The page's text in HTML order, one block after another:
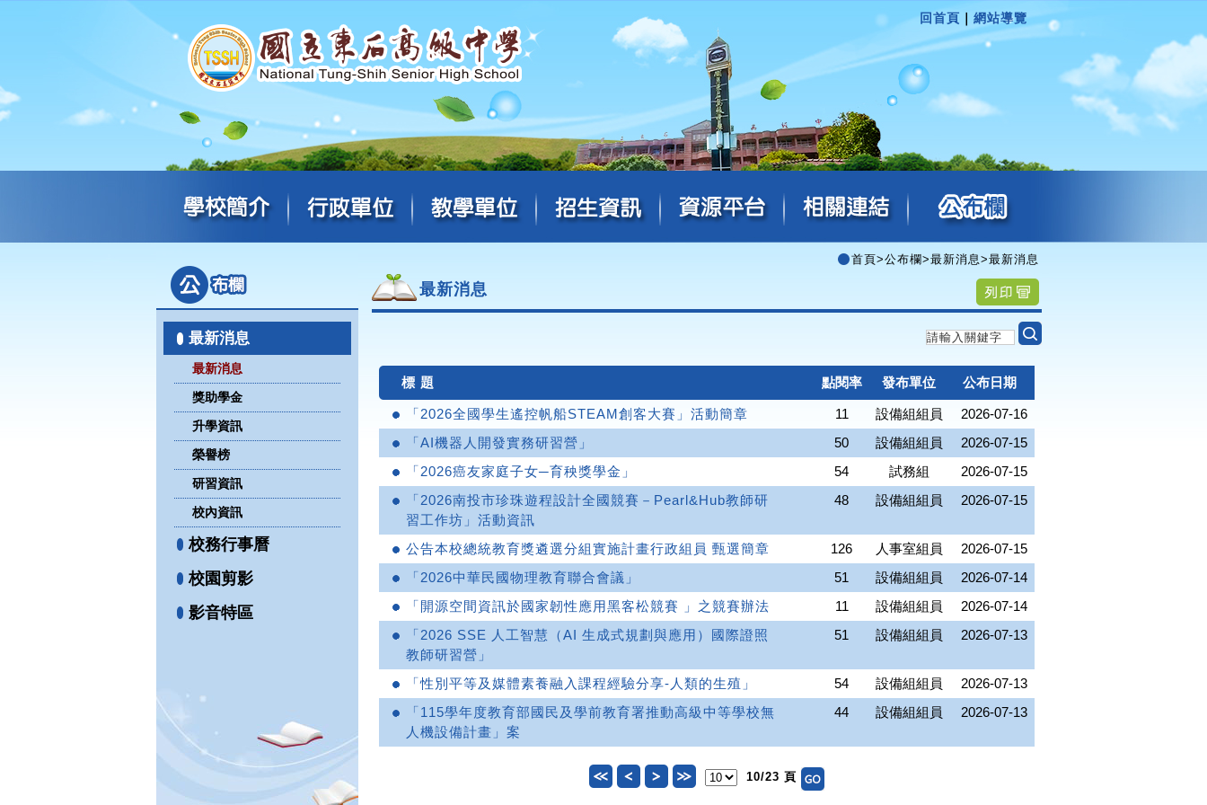
回首頁 網站導覽
最新消息
最新消息
獎助學金
升學資訊
榮譽榜
研習資訊
校內資訊
校務行事曆
校園剪影
影音特區
首頁>公布欄>最新消息>最新消息
最新消息
標 題 公布日期
發布單位
點閱率
「2026全國學生遙控帆船STEAM創客大賽」活動簡章 2026-07-16
設備組組員
11
「AI機器人開發實務研習營」
2026-07-15
設備組組員
50
「2026癌友家庭子女─育秧獎學金」
2026-07-15
試務組
54
「2026南投市珍珠遊程設計全國競賽－Pearl&Hub教師研
習工作坊」活動資訊
2026-07-15
設備組組員
48
公告本校總統教育獎遴選分組實施計畫行政組員 甄選簡章 2026-07-15
人事室組員
126
「2026中華民國物理教育聯合會議」
2026-07-14
設備組組員
51
「開源空間資訊於國家韌性應用黑客松競賽 」之競賽辦法
2026-07-14
設備組組員
11
「2026 SSE 人工智慧（AI 生成式規劃與應用）國際證照
教師研習營」
2026-07-13
設備組組員
51
「性別平等及媒體素養融入課程經驗分享-人類的生殖」 2026-07-13
設備組組員
54
「115學年度教育部國民及學前教育署推動高級中等學校無
人機設備計畫」案
2026-07-13
設備組組員
44
10/23 頁